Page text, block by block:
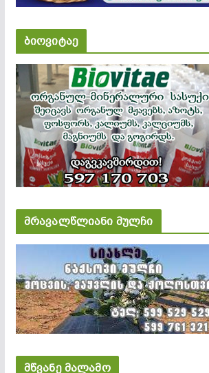
ბიოვიტაე
მრავალწლიანი მულჩი
მწვანე მალამო